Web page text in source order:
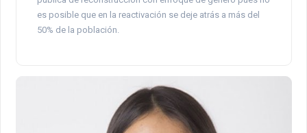
es posible que en la reactivación se deje atrás a más del
50% de la población.